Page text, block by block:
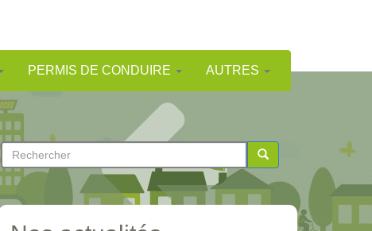
PERMIS DE CONDUIRE AUTRES
Formulaire
de
recherche
Rechercher